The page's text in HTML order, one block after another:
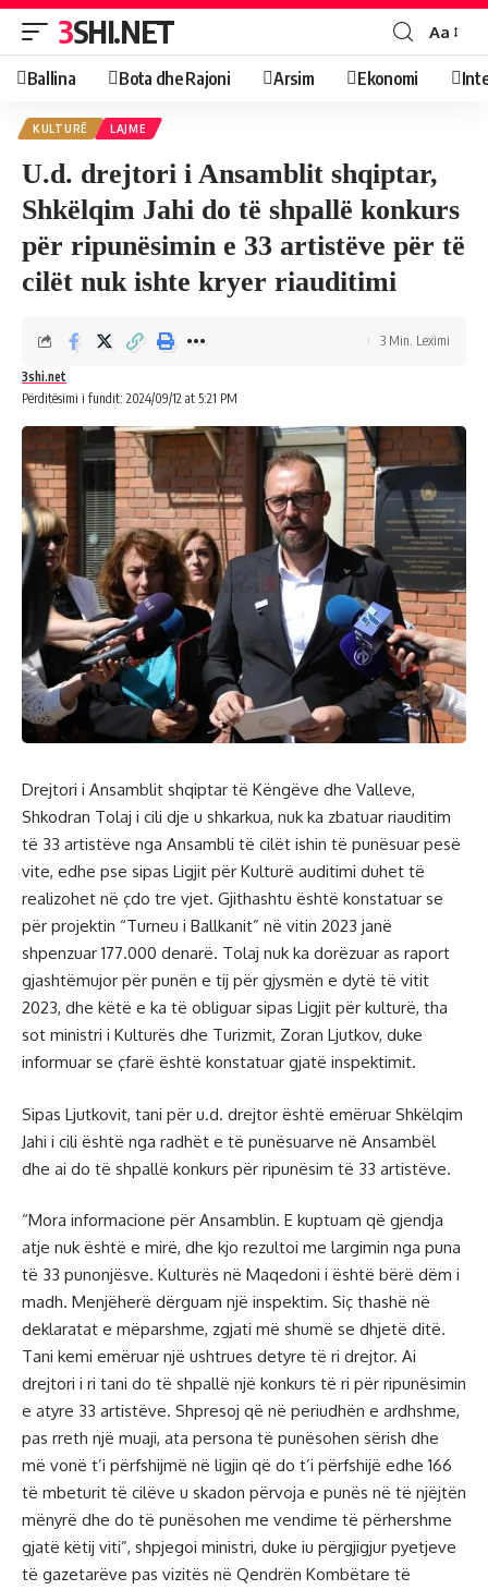
3SHI.NET Aa
Ballina Bota dhe Rajoni Arsim Ekonomi
KULTURË LAJME
U.d. drejtori i Ansamblit shqiptar,
Shkëlqim Jahi do të shpallë konkurs
për ripunësimin e 33 artistëve për të
cilët nuk ishte kryer riauditimi
Përditësimi i fundit: 2024/09/12 at 5:21 PM
3shi.net
3 Min. Leximi
Drejtori i Ansamblit shqiptar të Këngëve dhe Valleve,
Shkodran Tolaj i cili dje u shkarkua, nuk ka zbatuar riauditim
të 33 artistëve nga Ansambli të cilët ishin të punësuar pesë
vite, edhe pse sipas Ligjit për Kulturë auditimi duhet të
realizohet në çdo tre vjet. Gjithashtu është konstatuar se
për projektin “Turneu i Ballkanit” në vitin 2023 janë
shpenzuar 177.000 denarë. Tolaj nuk ka dorëzuar as raport
gjashtëmujor për punën e tij për gjysmën e dytë të vitit
2023, dhe këtë e ka të obliguar sipas Ligjit për kulturë, tha
sot ministri i Kulturës dhe Turizmit, Zoran Ljutkov, duke
informuar se çfarë është konstatuar gjatë inspektimit.
Sipas Ljutkovit, tani për u.d. drejtor është emëruar Shkëlqim
Jahi i cili është nga radhët e të punësuarve në Ansambël
dhe ai do të shpallë konkurs për ripunësim të 33 artistëve.
“Mora informacione për Ansamblin. E kuptuam që gjendja
atje nuk është e mirë, dhe kjo rezultoi me largimin nga puna
të 33 punonjësve. Kulturës në Maqedoni i është bërë dëm i
madh. Menjëherë dërguam një inspektim. Siç thashë në
deklaratat e mëparshme, zgjati më shumë se dhjetë ditë.
Tani kemi emëruar një ushtrues detyre të ri drejtor. Ai
drejtori i ri tani do të shpallë një konkurs të ri për ripunësimin
e atyre 33 artistëve. Shpresoj që në periudhën e ardhshme,
pas rreth një muaji, ata persona të punësohen sërish dhe
më vonë t’i përfshijmë në ligjin që do t’i përfshijë edhe 166
të mbeturit të cilëve u skadon përvoja e punës në të njëjtën
mënyrë dhe do të punësohen me vendime të përhershme
gjatë këtij viti”, shpjegoi ministri, duke iu përgjigjur pyetjeve
të gazetarëve pas vizitës në Qendrën Kombëtare të